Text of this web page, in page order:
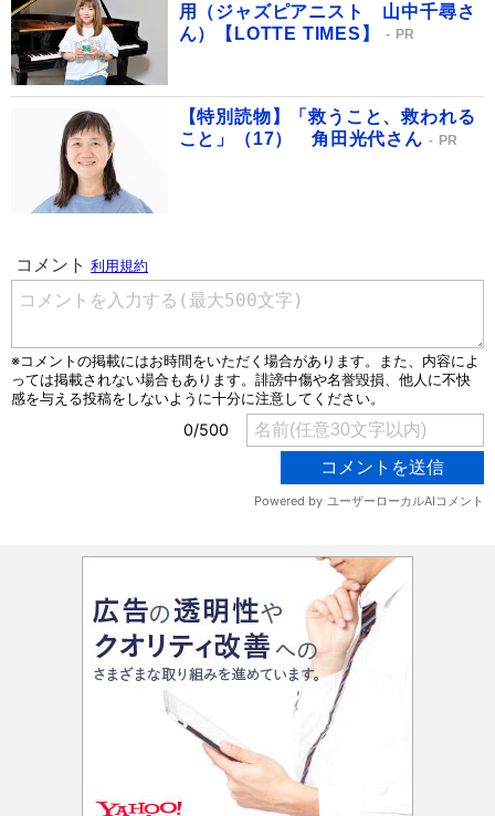
用（ジャズピアニスト 山中千尋さ
ん）【LOTTE TIMES】
PR
【特別読物】「救うこと、救われる
こと」（17） 角田光代さん
PR